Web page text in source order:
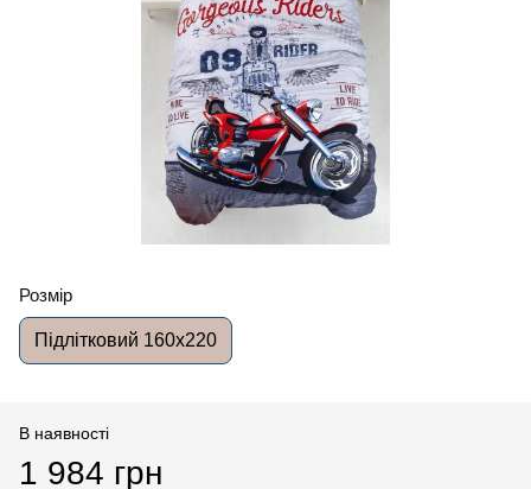
Розмір
Підлітковий 160x220
В наявності
1 984 грн